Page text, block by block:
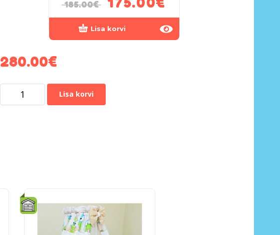
185.00€
Lisa korvi
280.00€
Lisa korvi